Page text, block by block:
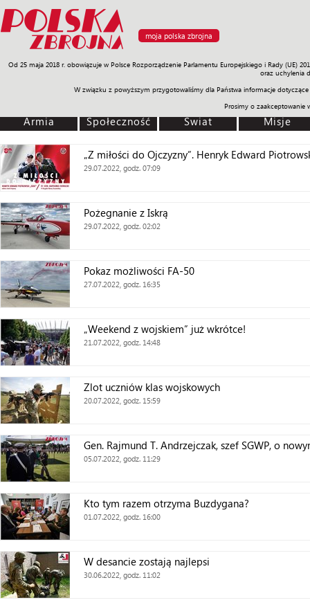
moja polska zbrojna
Od 25 maja 2018 r. obowiązuje w Polsce Rozporządzenie Parlamentu Europejskiego i Rady
oraz uchylenia
W związku z powyższym przygotowaliśmy dla Państwa informacje
Prosimy o
Armia Poligon Sprzęt Misje Polityka Prawo Świat
Armia Społeczność Świat Misje
„Z miłości do Ojczyzny”. Henryk Edward
29.07.2022, godz. 07:09
Pożegnanie z Iskrą
29.07.2022, godz. 02:02
Pokaz możliwości FA-50
27.07.2022, godz. 16:35
„Weekend z wojskiem” już wkrótce!
21.07.2022, godz. 14:48
Zlot uczniów klas wojskowych
20.07.2022, godz. 15:59
Gen. Rajmund T. Andrzejczak, szef SGWP, o
05.07.2022, godz. 11:29
Kto tym razem otrzyma Buzdygana?
01.07.2022, godz. 16:00
W desancie zostają najlepsi
30.06.2022, godz. 11:02